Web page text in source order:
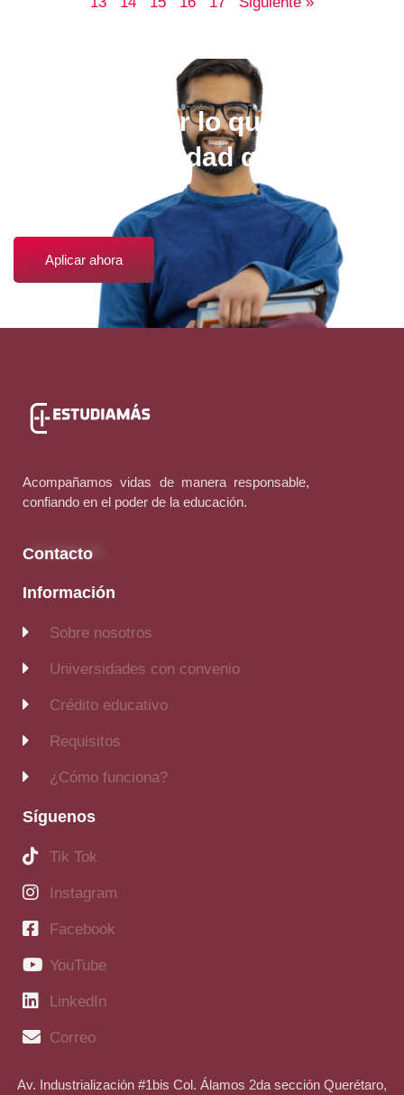
Elige estudiar lo que quieras,
en la universidad que más te
Aplicar ahora
Acompañamos vidas de manera responsable,
confiando en el poder de la educación.
Contacto
Información
Sobre nosotros
Universidades con convenio
Crédito educativo
Requisitos
¿Cómo funciona?
Síguenos
Tik Tok
Instagram
Facebook
YouTube
LinkedIn
Correo
Av. Industrialización #1bis Col. Álamos 2da sección Querétaro,